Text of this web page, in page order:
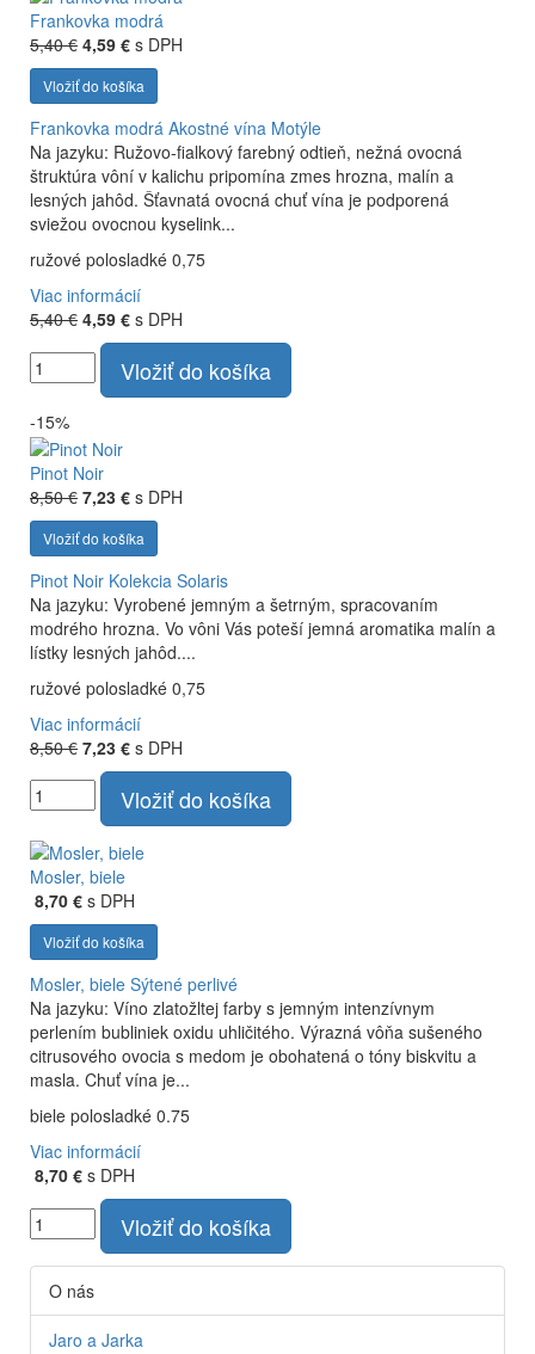
Frankovka modrá
5,40 € 4,59 € s DPH
Vložiť do košíka
Frankovka modrá Akostné vína Motýle
Na jazyku: Ružovo-fialkový farebný odtieň, nežná ovocná
štruktúra vôní v kalichu pripomína zmes hrozna, malín a
lesných jahôd. Šťavnatá ovocná chuť vína je podporená
sviežou ovocnou kyselink...
ružové polosladké 0,75
Viac informácií
5,40 € 4,59 € s DPH
Vložiť do košíka
-15%
Pinot Noir
8,50 € 7,23 € s DPH
Vložiť do košíka
Pinot Noir Kolekcia Solaris
Na jazyku: Vyrobené jemným a šetrným, spracovaním
modrého hrozna. Vo vôni Vás poteší jemná aromatika malín a
lístky lesných jahôd....
ružové polosladké 0,75
Viac informácií
8,50 € 7,23 € s DPH
Vložiť do košíka
Mosler, biele
8,70 € s DPH
Vložiť do košíka
Mosler, biele Sýtené perlivé
Na jazyku: Víno zlatožltej farby s jemným intenzívnym
perlením bubliniek oxidu uhličitého. Výrazná vôňa sušeného
citrusového ovocia s medom je obohatená o tóny biskvitu a
masla. Chuť vína je...
biele polosladké 0.75
Viac informácií
8,70 € s DPH
Vložiť do košíka
O nás
Jaro a Jarka